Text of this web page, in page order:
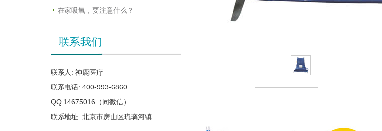
在家吸氧，要注意什么？
联系我们
联系人: 神鹿医疗
联系电话: 400-993-6860
QQ:14675016（同微信）
联系地址: 北京市房山区琉璃河镇